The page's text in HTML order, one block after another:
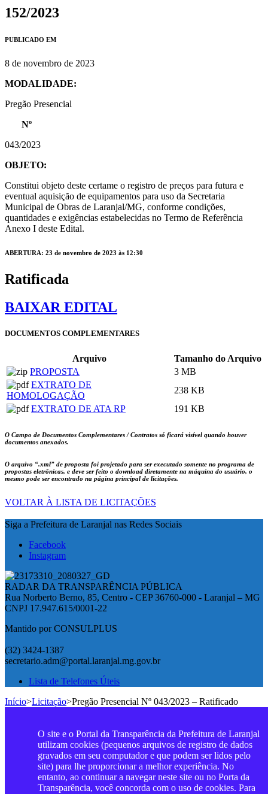
152/2023
PUBLICADO EM
8 de novembro de 2023
MODALIDADE:
Pregão Presencial
Nº
043/2023
OBJETO:
Constitui objeto deste certame o registro de preços para futura e
eventual aquisição de equipamentos para uso da Secretaria
Municipal de Obras de Laranjal/MG, conforme condições,
quantidades e exigências estabelecidas no Termo de Referência
Anexo I deste Edital.
ABERTURA: 23 de novembro de 2023 às 12:30
Ratificada
BAIXAR EDITAL
DOCUMENTOS COMPLEMENTARES
Arquivo
Tamanho do Arquivo
PROPOSTA
3 MB
EXTRATO DE
HOMOLOGAÇÃO
238 KB
EXTRATO DE ATA RP
191 KB
O Campo de Documentos Complementares / Contratos só ficará visível quando houver
documentos anexados.
O arquivo “.xml” de proposta foi projetado para ser executado somente no programa de
propostas eletrônicas, e deve ser feito o download diretamente na máquina do usuário, o
mesmo pode ser encontrado na página principal de licitações.
VOLTAR À LISTA DE LICITAÇÕES
Siga a Prefeitura de Laranjal nas Redes Sociais
Facebook
Instagram
RADAR DA TRANSPARÊNCIA PÚBLICA
Rua Norberto Berno, 85, Centro - CEP 36760-000 - Laranjal – MG
CNPJ 17.947.615/0001-22
Mantido por CONSULPLUS
(32) 3424-1387
secretario.adm@portal.laranjal.mg.gov.br
Lista de Telefones Úteis
Início>Licitação>Pregão Presencial Nº 043/2023 – Ratificado
O site e o Portal da Transparência da Prefeitura de Laranjal
utilizam cookies (pequenos arquivos de registro de dados
gravados em seu computador e que podem ser lidos pelo
site) para lhe proporcionar a melhor experiência. No
entanto, ao continuar a navegar neste site ou no Porta da
Transparência, você concorda com o uso de cookies. Para